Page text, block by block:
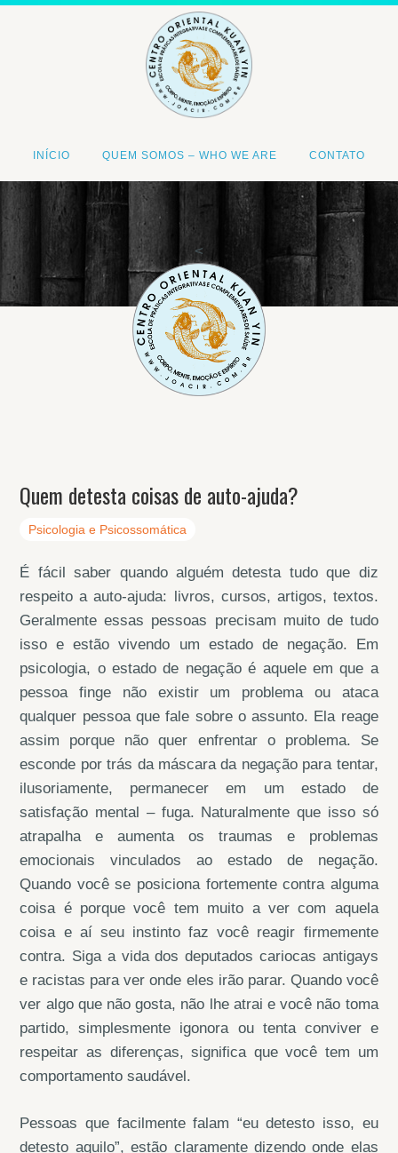
INÍCIO QUEM SOMOS – WHO WE ARE CONTATO
<
Quem detesta coisas de auto-ajuda?
Psicologia e Psicossomática
É fácil saber quando alguém detesta tudo que diz
respeito a auto-ajuda: livros, cursos, artigos, textos.
Geralmente essas pessoas precisam muito de tudo
isso e estão vivendo um estado de negação. Em
psicologia, o estado de negação é aquele em que a
pessoa finge não existir um problema ou ataca
qualquer pessoa que fale sobre o assunto. Ela reage
assim porque não quer enfrentar o problema. Se
esconde por trás da máscara da negação para tentar,
ilusoriamente, permanecer em um estado de
satisfação mental – fuga. Naturalmente que isso só
atrapalha e aumenta os traumas e problemas
emocionais vinculados ao estado de negação.
Quando você se posiciona fortemente contra alguma
coisa é porque você tem muito a ver com aquela
coisa e aí seu instinto faz você reagir firmemente
contra. Siga a vida dos deputados cariocas antigays
e racistas para ver onde eles irão parar. Quando você
ver algo que não gosta, não lhe atrai e você não toma
partido, simplesmente igonora ou tenta conviver e
respeitar as diferenças, significa que você tem um
comportamento saudável.
Pessoas que facilmente falam “eu detesto isso, eu
detesto aquilo”, estão claramente dizendo onde elas